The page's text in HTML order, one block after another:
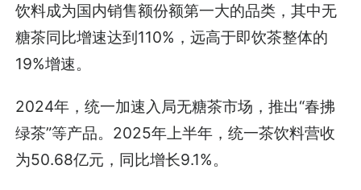
饮料成为国内销售额份额第一大的品类，其中无
糖茶同比增速达到110%，远高于即饮茶整体的
19%增速。
2024年，统一加速入局无糖茶市场，推出“春拂
绿茶”等产品。2025年上半年，统一茶饮料营收
为50.68亿元，同比增长9.1%。